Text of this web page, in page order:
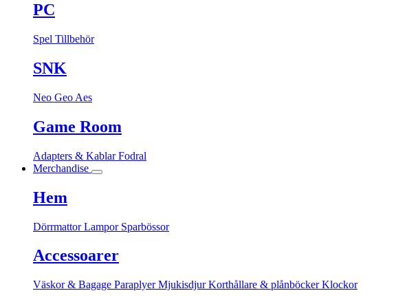
PC
Spel Tillbehör
SNK
Neo Geo Aes
Game Room
Adapters & KablarFodral
Merchandise
Hem
DörrmattorLampor Sparbössor
Accessoarer
Väskor & Bagage ParaplyerMjukisdjurKorthållare & plånböckerKlockor